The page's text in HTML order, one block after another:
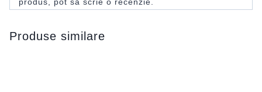
produs, pot să scrie o recenzie.
Produse similare